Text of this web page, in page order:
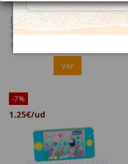
No hay estoc
Juego De Agua Con
Caramelos Patrulla
Canina 24Uds
67945
30,08 €
32,34 €
starstarstar
Ver
-7%